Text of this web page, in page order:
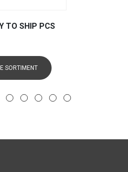
TO SHIP PCS
SORTIMENT